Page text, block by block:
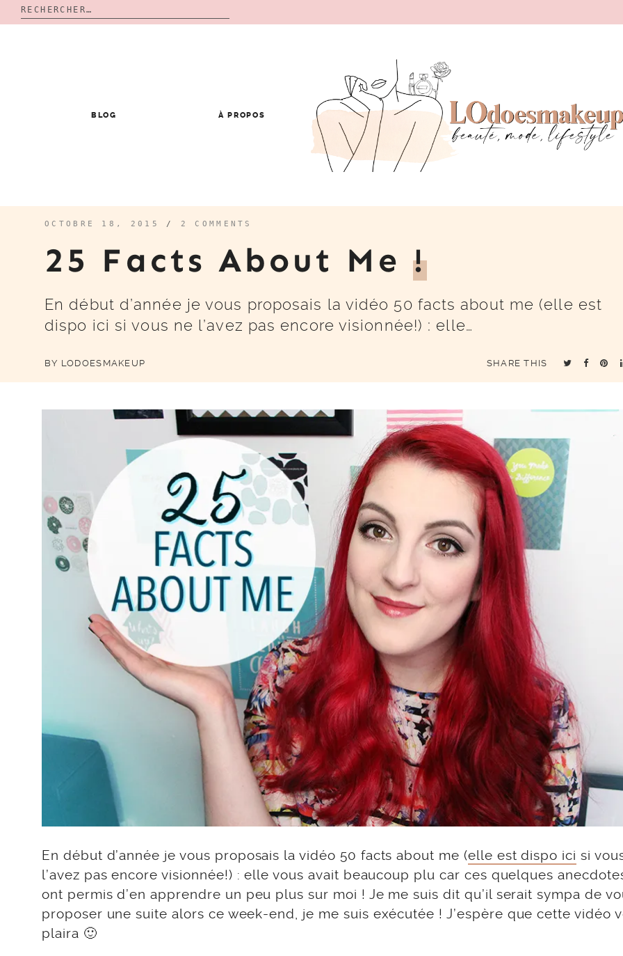
Rechercher :
BLOG À PROPOS
OCTOBRE 18, 2015 / 2 COMMENTS
25 Facts About Me!
En début d’année je vous proposais la vidéo 50 facts about me (elle est
dispo ici si vous ne l’avez pas encore visionnée!) : elle…
BY LODOESMAKEUP SHARE THIS
En début d’année je vous proposais la vidéo 50 facts about me (elle est dispo ici si
l’avez pas encore visionnée!) : elle vous avait beaucoup plu car ces quelques
ont permis d’en apprendre un peu plus sur moi ! Je me suis dit qu’il serait sympa de
proposer une suite alors ce week-end, je me suis exécutée ! J’espère que cette vidéo
plaira 🙂